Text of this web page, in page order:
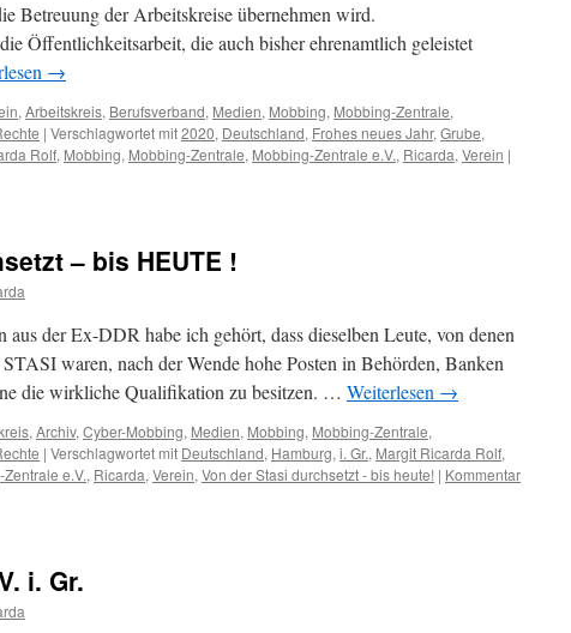
Betreuung der Arbeitskreise übernehmen wird.
Öffentlichkeitsarbeit, die auch bisher ehrenamtlich geleistet
→
, Arbeitskreis, Berufsverband, Medien, Mobbing, Mobbing-Zentrale,
| Verschlagwortet mit2020, Deutschland, Frohes neues Jahr, Grube,
Rolf, Mobbing, Mobbing-Zentrale, Mobbing-Zentrale e.V., Ricarda, Verein |
– bis HEUTE !
der Ex-DDR habe ich gehört, dass dieselben Leute, von denen
waren, nach der Wende hohe Posten in Behörden, Banken
die wirkliche Qualifikation zu besitzen. … Weiterlesen →
, Archiv, Cyber-Mobbing, Medien, Mobbing, Mobbing-Zentrale,
| Verschlagwortet mit Deutschland, Hamburg, i. Gr., Margit Ricarda Rolf,
e.V., Ricarda, Verein, Von der Stasi durchsetzt - bis heute! | Kommentar
i. Gr.